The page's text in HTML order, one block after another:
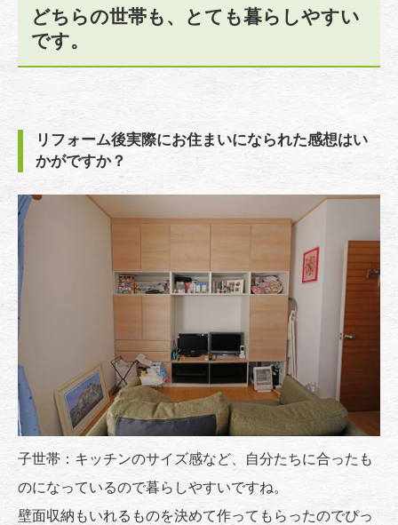
どちらの世帯も、とても暮らしやすい
です。
リフォーム後実際にお住まいになられた感想はい
かがですか？
子世帯：キッチンのサイズ感など、自分たちに合ったも
のになっているので暮らしやすいですね。
壁面収納もいれるものを決めて作ってもらったのでぴっ